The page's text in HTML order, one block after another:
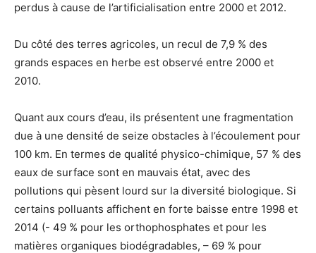
perdus à cause de l’artificialisation entre 2000 et 2012.
Du côté des terres agricoles, un recul de 7,9 % des
grands espaces en herbe est observé entre 2000 et
2010.
Quant aux cours d’eau, ils présentent une fragmentation
due à une densité de seize obstacles à l’écoulement pour
100 km. En termes de qualité physico-chimique, 57 % des
eaux de surface sont en mauvais état, avec des
pollutions qui pèsent lourd sur la diversité biologique. Si
certains polluants affichent en forte baisse entre 1998 et
2014 (- 49 % pour les orthophosphates et pour les
matières organiques biodégradables, – 69 % pour